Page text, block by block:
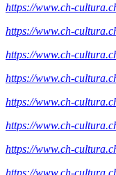
https://www.ch-
https://www.ch-
https://www.ch-
https://www.ch-
https://www.ch-
https://www.ch-
https://www.ch-
https://www.ch-